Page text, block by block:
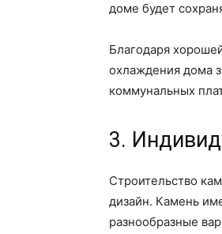
доме будет
Благодаря
охлаждения дома
коммунальных
3.
Строительство
дизайн. Камень
разнообразные